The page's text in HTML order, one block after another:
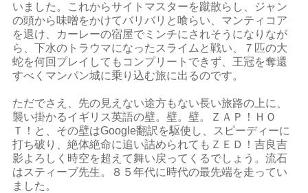
いました。これからサイトマスターを蹴散らし、ジャン
の頭から味噌をかけてバリバリと喰らい、マンティコア
を退け、カーレーの宿屋でミンチにされそうになりなが
ら、下水のトラウマになったスライムと戦い、７匹の大
蛇を何回プレイしてもコンプリートできず、王冠を奪還
すべくマンパン城に乗り込む旅に出るのです。
ただでさえ、先の見えない途方もない長い旅路の上に、
襲い掛かるイギリス英語の壁。壁。壁。ＺＡＰ！ＨＯ
Ｔ！と、その壁はGoogle翻訳を駆使し、スピーディーに
打ち破り、絶体絶命に追い詰められてもＺＥＤ！吉良吉
影よろしく時空を超えて舞い戻ってくるでしょう。流石
はスティーブ先生。８５年代に時代の最先端を走ってい
ました。